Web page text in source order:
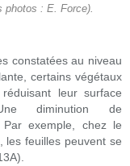
photos : E. Force).
constatées au niveau
certains végétaux
leur surface
diminution de
Par exemple, chez le
les feuilles peuvent se